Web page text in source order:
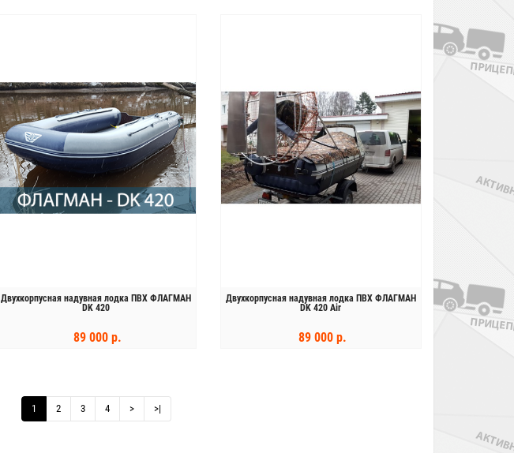
Двухкорпусная надувная лодка ПВХ ФЛАГМАН
DK 420
89 000 р.
Двухкорпусная надувная лодка ПВХ ФЛАГМАН
DK 420 Air
89 000 р.
1 2 3 4 > >|